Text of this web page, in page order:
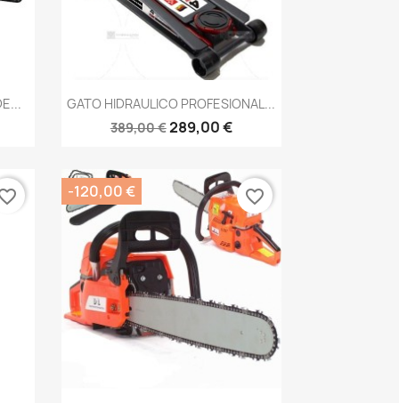
Vista rápida
GATO HIDRAULICO PROFESIONAL...
389,00 €289,00 €
-120,00 € favorite_border